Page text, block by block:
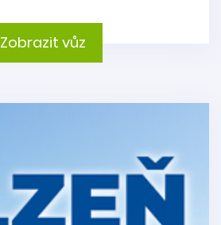
Zobrazit vůz